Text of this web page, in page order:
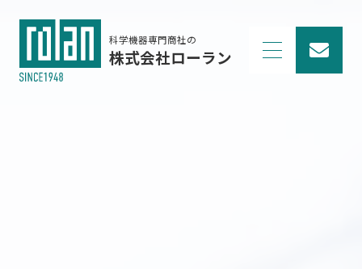
科学機器専門商社の
株式会社ローラン